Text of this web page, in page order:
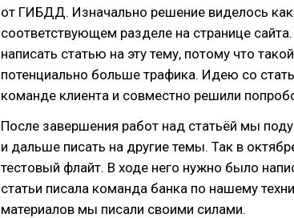
от ГИБДД. Изначально решение виделось как
соответствующем разделе на странице
написать статью на эту тему, потому что
потенциально больше трафика. Идею со
команде клиента и совместно решили
После завершения работ над статьёй мы
и дальше писать на другие темы. Так в
тестовый флайт. В ходе него нужно было
статьи писала команда банка по нашему
материалов мы писали своими силами.